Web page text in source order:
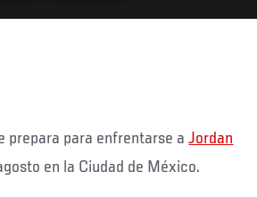
prepara para enfrentarse aJordan
en la Ciudad de México.